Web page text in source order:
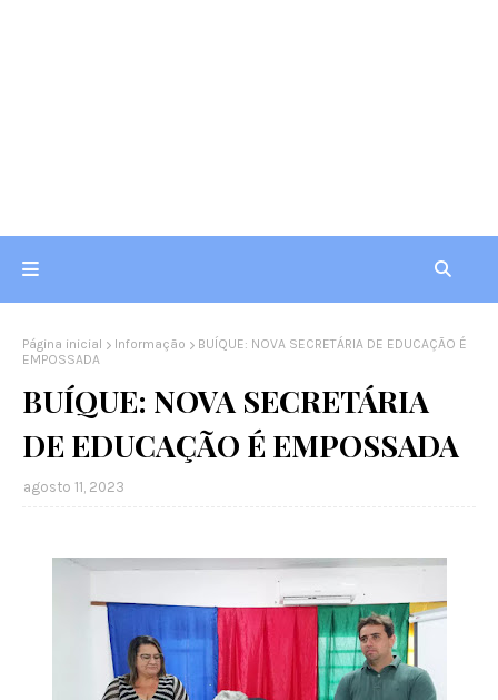
Página inicial Informação
BUÍQUE: NOVA SECRETÁRIA DE EDUCAÇÃO É
EMPOSSADA
BUÍQUE: NOVA SECRETÁRIA
DE EDUCAÇÃO É EMPOSSADA
agosto 11, 2023